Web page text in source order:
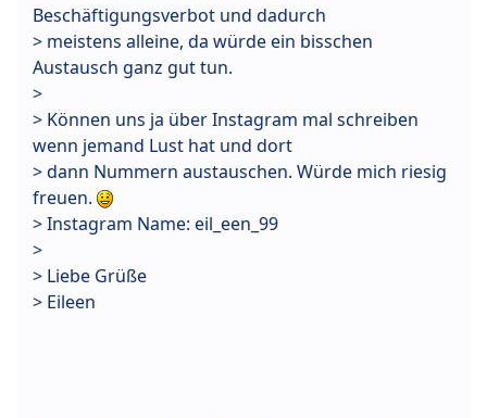
Beschäftigungsverbot und dadurch
> meistens alleine, da würde ein bisschen
Austausch ganz gut tun.
>
> Können uns ja über Instagram mal schreiben
wenn jemand Lust hat und dort
> dann Nummern austauschen. Würde mich riesig
freuen.
> Instagram Name: eil_een_99
>
> Liebe Grüße
> Eileen